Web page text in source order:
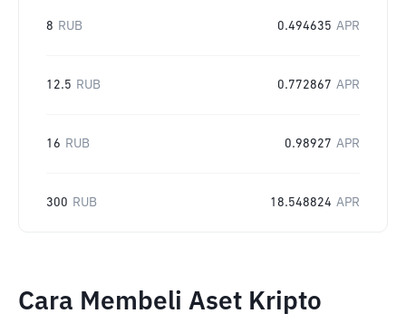
8 RUB 0.494635 APR
12.5 RUB 0.772867 APR
16 RUB 0.98927 APR
300 RUB 18.548824 APR
Cara Membeli Aset Kripto